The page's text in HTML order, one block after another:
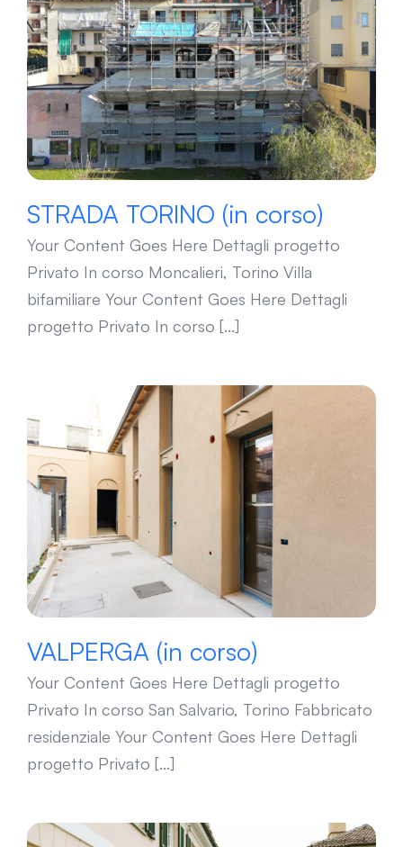
STRADA TORINO (in corso)
STRADA TORINO (in corso)
Your Content Goes Here Dettagli progetto
Privato In corso Moncalieri, Torino Villa
bifamiliare Your Content Goes Here Dettagli
progetto Privato In corso [...]
VALPERGA (in corso)
VALPERGA (in corso)
Your Content Goes Here Dettagli progetto
Privato In corso San Salvario, Torino Fabbricato
residenziale Your Content Goes Here Dettagli
progetto Privato [...]